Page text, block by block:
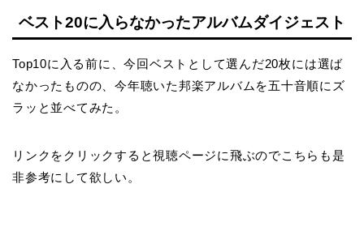
ベスト20に入らなかったアルバムダイジェスト
Top10に入る前に、今回ベストとして選んだ20枚には選ば
なかったものの、今年聴いた邦楽アルバムを五十音順にズ
ラッと並べてみた。
リンクをクリックすると視聴ページに飛ぶのでこちらも是
非参考にして欲しい。